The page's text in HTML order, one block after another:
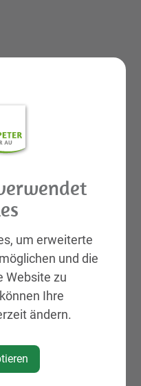
um erweiterte
und die
Website zu
Ihre
ändern.